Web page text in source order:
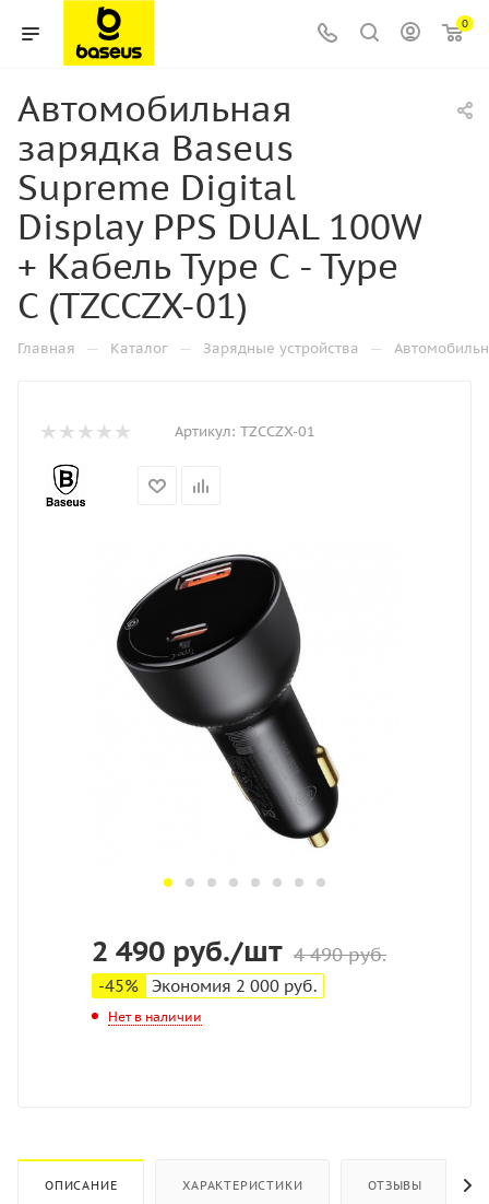
0
Автомобильная
зарядка Baseus
Supreme Digital
Display PPS DUAL 100W
+ Кабель Type С - Type
C (TZCCZX-01)
Главная — Каталог — Зарядные устройства —
Артикул: TZCCZX-01
2 490 руб./шт 4 490руб.
-45% Экономия 2 000 руб.
Нет в наличии
ОПИСАНИЕ ХАРАКТЕРИСТИКИ ОТЗЫВЫ